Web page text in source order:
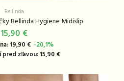
Bellinda
Bellinda Hygiene Midislip
15,90 €
19,90 € -20,1%
pred zľavou: 15,90 €